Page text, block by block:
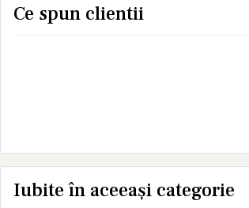
Ce spun clientii
Iubite în aceeași categorie